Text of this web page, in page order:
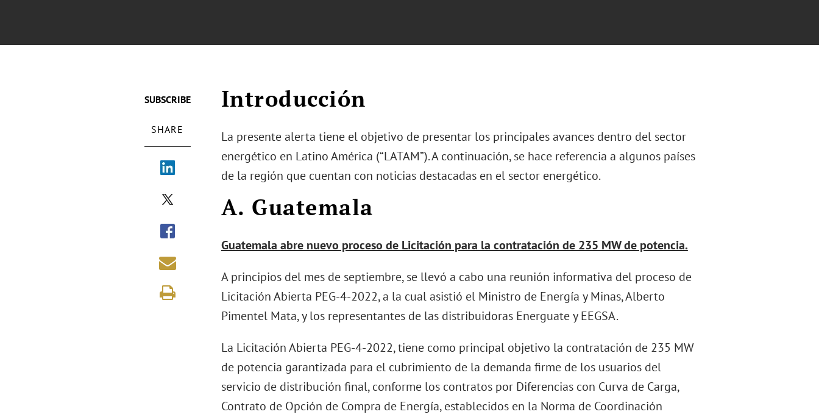
SUBSCRIBE
SHARE
Introducción
La presente alerta tiene el objetivo de presentar los principales avances dentro del sector
energético en Latino América (“LATAM”). A continuación, se hace referencia a algunos países
de la región que cuentan con noticias destacadas en el sector energético.
A. Guatemala
Guatemala abre nuevo proceso de Licitación para la contratación de 235 MW de potencia.
A principios del mes de septiembre, se llevó a cabo una reunión informativa del proceso de
Licitación Abierta PEG-4-2022, a la cual asistió el Ministro de Energía y Minas, Alberto
Pimentel Mata, y los representantes de las distribuidoras Energuate y EEGSA.
La Licitación Abierta PEG-4-2022, tiene como principal objetivo la contratación de 235 MW
de potencia garantizada para el cubrimiento de la demanda firme de los usuarios del
servicio de distribución final, conforme los contratos por Diferencias con Curva de Carga,
Contrato de Opción de Compra de Energía, establecidos en la Norma de Coordinación